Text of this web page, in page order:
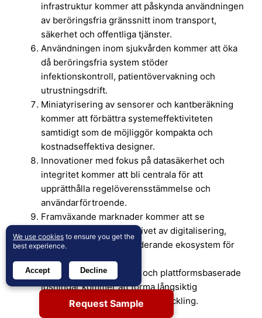
infrastruktur kommer att påskynda användningen
av beröringsfria gränssnitt inom transport,
säkerhet och offentliga tjänster.
Användningen inom sjukvården kommer att öka
då beröringsfria system stöder
infektionskontroll, patientövervakning och
utrustningsdrift.
Miniatyrisering av sensorer och kantberäkning
kommer att förbättra systemeffektiviteten
samtidigt som de möjliggör kompakta och
kostnadseffektiva designer.
Innovationer med fokus på datasäkerhet och
integritet kommer att bli centrala för att
upprätthålla regelöverensstämmelse och
användarförtroende.
Framväxande marknader kommer att se
snabbare penetration drivet av digitalisering,
urbanisering och expanderande ekosystem för
smarta enheter.
Strategiska partnerskap och plattformsbaserade
lösningar kommer att forma långsiktig
konkurrens och ekosystemutveckling.
Request Sample
We use cookies to ensure you get the
best experience.
Accept Decline